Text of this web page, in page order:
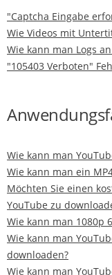
"Captcha Eingabe
Wie Videos mit
Wie kann man Logs
"105403 Verboten"
Wie kann man
Wie kann man ein
Möchten Sie einen
YouTube zu
Wie kann man 1080p
Wie kann man
downloaden?
Wie kann man